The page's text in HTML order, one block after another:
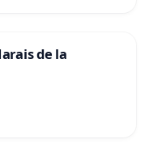
de la